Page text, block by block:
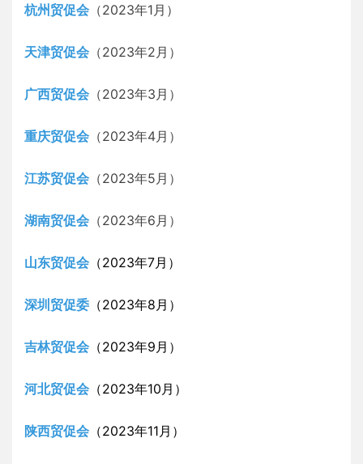
杭州贸促会 （2023年1月）
天津贸促会 （2023年2月）
广西贸促会 （2023年3月）
重庆贸促会 （2023年4月）
江苏贸促会 （2023年5月）
湖南贸促会 （2023年6月）
山东贸促会 （2023年7月）
深圳贸促委 （2023年8月）
吉林贸促会 （2023年9月）
河北贸促会 （2023年10月 ）
陕西贸促会 （2023年11月）